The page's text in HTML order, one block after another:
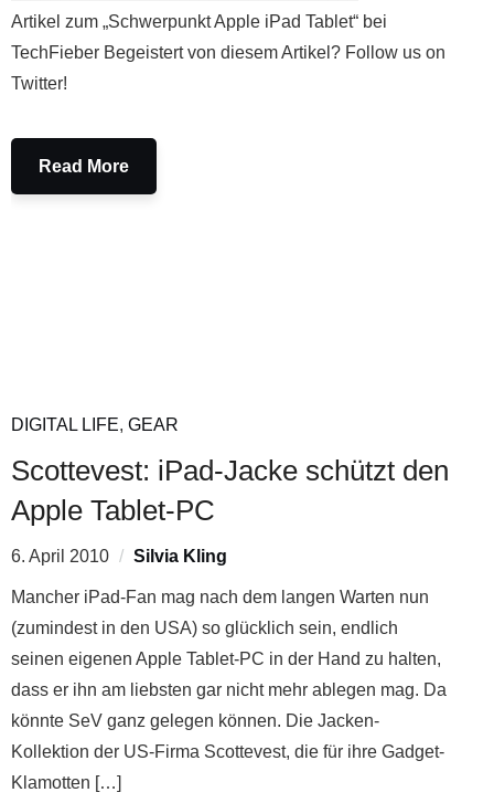
Artikel zum „Schwerpunkt Apple iPad Tablet“ bei
TechFieber Begeistert von diesem Artikel? Follow us on
Twitter!
Read More
DIGITAL LIFE, GEAR
Scottevest: iPad-Jacke schützt den
Apple Tablet-PC
6. April 2010 Silvia Kling
Mancher iPad-Fan mag nach dem langen Warten nun
(zumindest in den USA) so glücklich sein, endlich
seinen eigenen Apple Tablet-PC in der Hand zu halten,
dass er ihn am liebsten gar nicht mehr ablegen mag. Da
könnte SeV ganz gelegen können. Die Jacken-
Kollektion der US-Firma Scottevest, die für ihre Gadget-
Klamotten […]